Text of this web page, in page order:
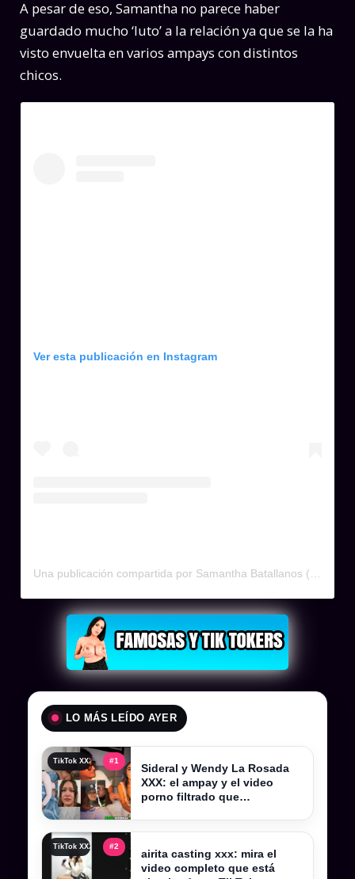
A pesar de eso, Samantha no parece haber
guardado mucho ‘luto’ a la relación ya que se la ha
visto envuelta en varios ampays con distintos
chicos.
Ver esta publicación en Instagram
LO MÁS LEÍDO AYER
#1
TikTok XXX , tiktokers xxx y videos filtrados completos
Sideral y Wendy La Rosada
XXX: el ampay y el video
porno filtrado que
#2
TikTok XXX , tiktokers xxx y videos filtrados completos
airita casting xxx: mira el
video completo que está